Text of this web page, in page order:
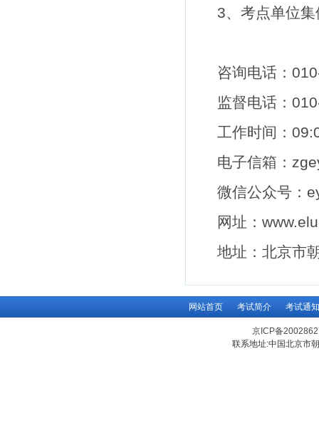
3、考点单位
咨询电话：
监督电话：
工作时间：
电子信箱：
微信公众号：
网址：
地址：北京市
网站首页 考试简介 考试通知
京ICP备
联系地址:中国北京市